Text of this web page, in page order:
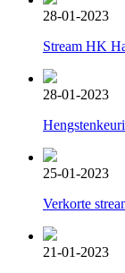
28-01-2023
Stream HK
28-01-2023
25-01-2023
Verkorte
21-01-2023